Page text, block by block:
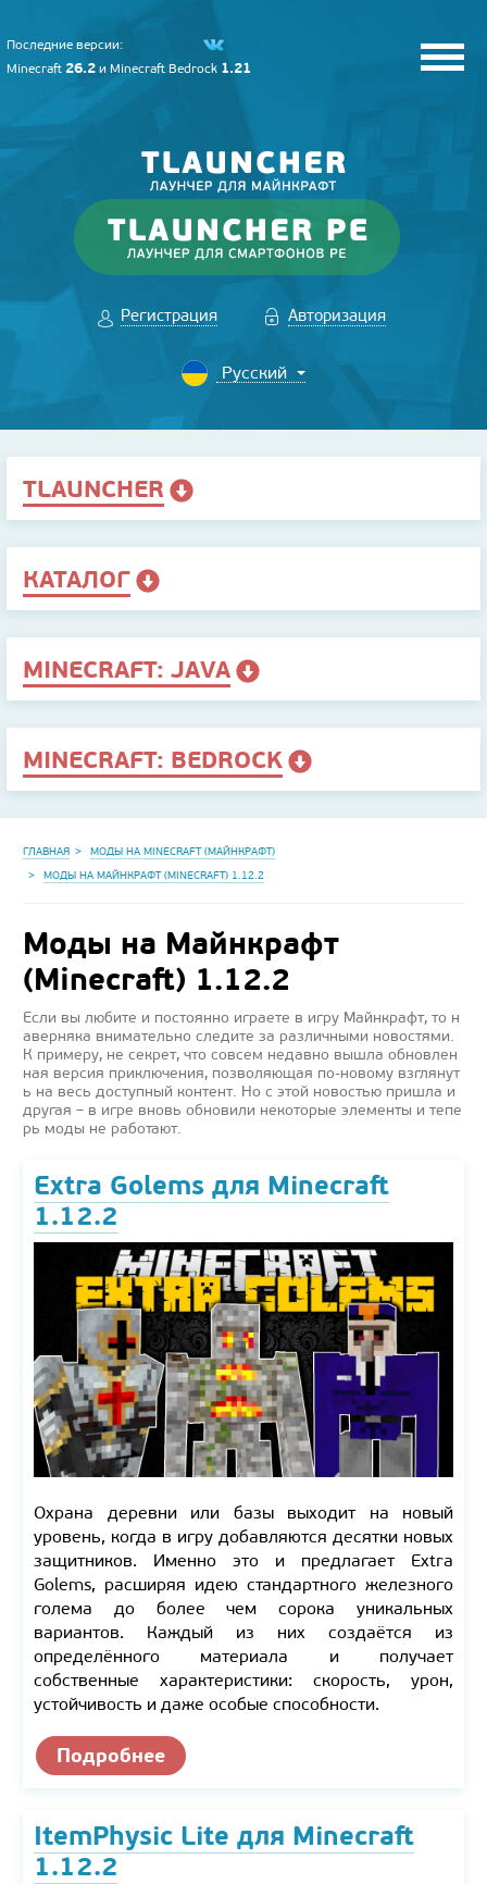
Последние версии:
Minecraft 26.2 и Minecraft Bedrock 1.21
Регистрация Авторизация
TLAUNCHER
КАТАЛОГ
MINECRAFT: JAVA
MINECRAFT: BEDROCK
ГЛАВНАЯ
МОДЫ НА MINECRAFT (МАЙНКРАФТ)
МОДЫ НА МАЙНКРАФТ (MINECRAFT) 1.12.2
Моды на Майнкрафт
(Minecraft) 1.12.2
Если вы любите и постоянно играете в игру Майнкрафт, то н
аверняка внимательно следите за различными новостями.
К примеру, не секрет, что совсем недавно вышла обновлен
ная версия приключения, позволяющая по-новому взглянут
ь на весь доступный контент. Но с этой новостью пришла и
другая – в игре вновь обновили некоторые элементы и тепе
рь моды не работают.
Extra Golems для Minecraft
1.12.2
Охрана деревни или базы выходит на новый
уровень, когда в игру добавляются десятки новых
защитников. Именно это и предлагает Extra
Golems, расширяя идею стандартного железного
голема до более чем сорока уникальных
вариантов. Каждый из них создаётся из
определённого материала и получает
собственные характеристики: скорость, урон,
устойчивость и даже особые способности.
Подробнее
ItemPhysic Lite для Minecraft
1.12.2